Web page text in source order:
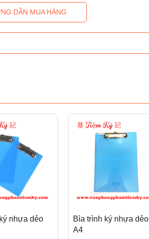
DẪN MUA HÀNG
nhựa dẻo
Bìa trình ký nhựa dẻo
A4